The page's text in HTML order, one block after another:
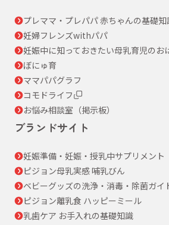
プレママ・プレパパ 赤ちゃんの基礎知
妊婦フレンズwithパパ
妊娠中に知っておきたい母乳育児のお
ぼにゅ育
ママパパグラフ
コモドライフ
お悩み相談室（掲示板）
ブランドサイト
妊娠準備・妊娠・授乳中サプリメント
ピジョン母乳実感 哺乳びん
ベビーグッズの洗浄・消毒・除菌ガイ
ピジョン離乳食 ハッピーミール
乳歯ケア お手入れの基礎知識